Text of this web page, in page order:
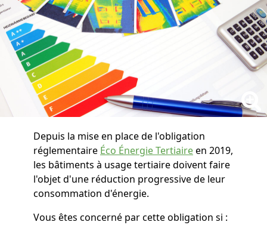
Depuis la mise en place de l'obligation
réglementaire Éco Énergie Tertiaireen 2019,
les bâtiments à usage tertiaire doivent faire
l'objet d'une réduction progressive de leur
consommation d'énergie.
Vous êtes concerné par cette obligation si :